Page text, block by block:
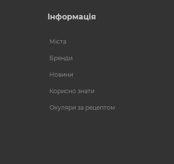
Інформація
Міста
Бренди
Новини
Корисно знати
Окуляри за рецептом